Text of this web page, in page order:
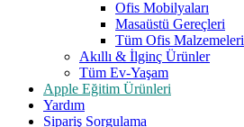
Ofis Mobilyaları
Masaüstü Gereçleri
Tüm Ofis Malzemeleri
Akıllı & İlginç Ürünler
Tüm Ev-Yaşam
Apple Eğitim Ürünleri
Yardım
Sipariş Sorgulama